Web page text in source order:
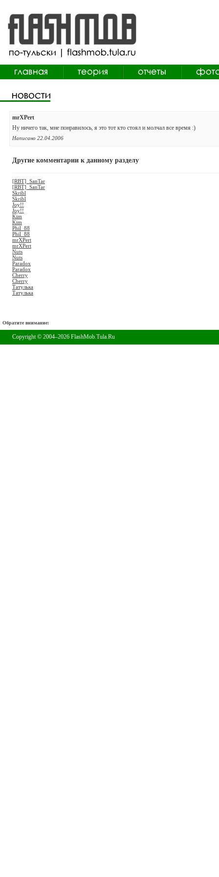
mrXPert
Ну ничего так, мне понравилось, я это тот кто стоял и молчал все время :)
Написано 22.04.2006
Другие комментарии к данному разделу
[RBT]_SanTar
[RBT]_SanTar
Skribl
Skribl
Joy!!
Joy!!
Kim
Kim
Phil_88
Phil_88
mrXPert
mrXPert
Nuts
Nuts
Paradox
Paradox
Cherry
Cherry
Татулька
Татулька
Обратите внимание:
Copyright © 2004–2026 FlashMob.Tula.Ru